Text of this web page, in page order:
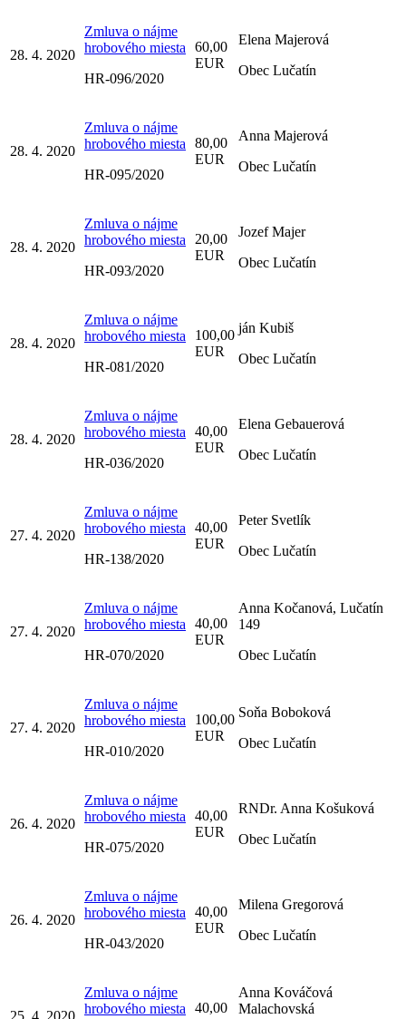
28. 4. 2020
Zmluva o nájme
hrobového miesta
HR-096/2020
60,00
EUR
Elena Majerová
Obec Lučatín
28. 4. 2020
Zmluva o nájme
hrobového miesta
HR-095/2020
80,00
EUR
Anna Majerová
Obec Lučatín
28. 4. 2020
Zmluva o nájme
hrobového miesta
HR-093/2020
20,00
EUR
Jozef Majer
Obec Lučatín
28. 4. 2020
Zmluva o nájme
hrobového miesta
HR-081/2020
100,00
EUR
ján Kubiš
Obec Lučatín
28. 4. 2020
Zmluva o nájme
hrobového miesta
HR-036/2020
40,00
EUR
Elena Gebauerová
Obec Lučatín
27. 4. 2020
Zmluva o nájme
hrobového miesta
HR-138/2020
40,00
EUR
Peter Svetlík
Obec Lučatín
27. 4. 2020
Zmluva o nájme
hrobového miesta
HR-070/2020
40,00
EUR
Anna Kočanová, Lučatín
149
Obec Lučatín
27. 4. 2020
Zmluva o nájme
hrobového miesta
HR-010/2020
100,00
EUR
Soňa Boboková
Obec Lučatín
26. 4. 2020
Zmluva o nájme
hrobového miesta
HR-075/2020
40,00
EUR
RNDr. Anna Košuková
Obec Lučatín
26. 4. 2020
Zmluva o nájme
hrobového miesta
HR-043/2020
40,00
EUR
Milena Gregorová
Obec Lučatín
25. 4. 2020
Zmluva o nájme
hrobového miesta
40,00
Anna Kováčová
Malachovská